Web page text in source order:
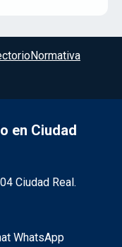
Normativa
en Ciudad
Ciudad Real.
WhatsApp